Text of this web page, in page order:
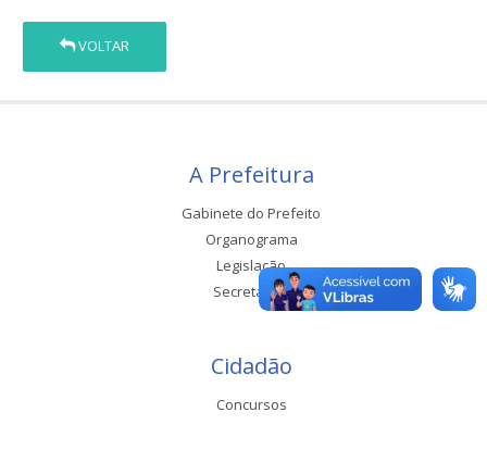
VOLTAR
A Prefeitura
Gabinete do Prefeito
Organograma
Legislação
Secretarias
Cidadão
Concursos